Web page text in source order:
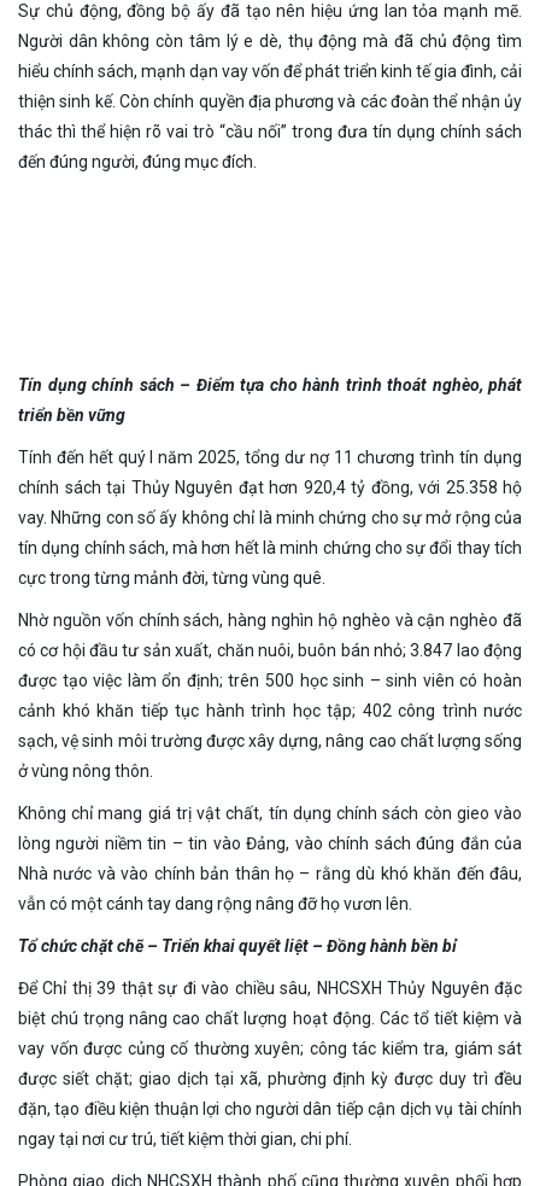
Sự chủ động, đồng bộ ấy đã tạo nên hiệu ứng lan tỏa mạnh mẽ.
Người dân không còn tâm lý e dè, thụ động mà đã chủ động tìm
hiểu chính sách, mạnh dạn vay vốn để phát triển kinh tế gia đình, cải
thiện sinh kế. Còn chính quyền địa phương và các đoàn thể nhận ủy
thác thì thể hiện rõ vai trò “cầu nối” trong đưa tín dụng chính sách
đến đúng người, đúng mục đích.
Tín dụng chính sách – Điểm tựa cho hành trình thoát nghèo, phát
triển bền vững
Tính đến hết quý I năm 2025, tổng dư nợ 11 chương trình tín dụng
chính sách tại Thủy Nguyên đạt hơn 920,4 tỷ đồng, với 25.358 hộ
vay. Những con số ấy không chỉ là minh chứng cho sự mở rộng của
tín dụng chính sách, mà hơn hết là minh chứng cho sự đổi thay tích
cực trong từng mảnh đời, từng vùng quê.
Nhờ nguồn vốn chính sách, hàng nghìn hộ nghèo và cận nghèo đã
có cơ hội đầu tư sản xuất, chăn nuôi, buôn bán nhỏ; 3.847 lao động
được tạo việc làm ổn định; trên 500 học sinh – sinh viên có hoàn
cảnh khó khăn tiếp tục hành trình học tập; 402 công trình nước
sạch, vệ sinh môi trường được xây dựng, nâng cao chất lượng sống
ở vùng nông thôn.
Không chỉ mang giá trị vật chất, tín dụng chính sách còn gieo vào
lòng người niềm tin – tin vào Đảng, vào chính sách đúng đắn của
Nhà nước và vào chính bản thân họ – rằng dù khó khăn đến đâu,
vẫn có một cánh tay dang rộng nâng đỡ họ vươn lên.
Tổ chức chặt chẽ – Triển khai quyết liệt – Đồng hành bền bỉ
Để Chỉ thị 39 thật sự đi vào chiều sâu, NHCSXH Thủy Nguyên đặc
biệt chú trọng nâng cao chất lượng hoạt động. Các tổ tiết kiệm và
vay vốn được củng cố thường xuyên; công tác kiểm tra, giám sát
được siết chặt; giao dịch tại xã, phường định kỳ được duy trì đều
đặn, tạo điều kiện thuận lợi cho người dân tiếp cận dịch vụ tài chính
ngay tại nơi cư trú, tiết kiệm thời gian, chi phí.
Phòng giao dịch NHCSXH thành phố cũng thường xuyên phối hợp